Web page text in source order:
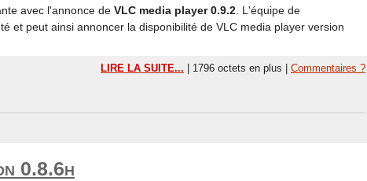
avec l'annonce de VLC media player 0.9.2 . L'équipe de
et peut ainsi annoncer la disponibilité de VLC media player version
LIRE LA SUITE... | 1796 octets en plus | Commentaires ?
0.8.6h